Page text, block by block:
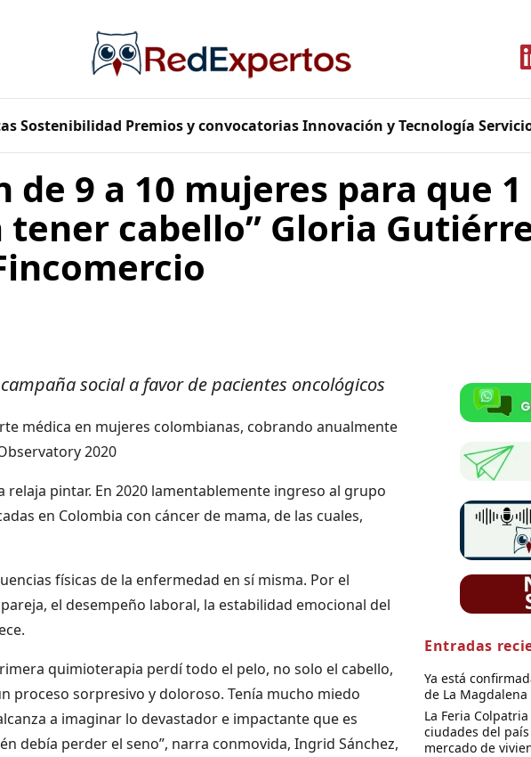
Sostenibilidad Premios y convocatorias Innovación y Tecnología
de 9 a 10 mujeres para que 1
tener cabello” Gloria
social a favor de pacientes oncológicos
médica en mujeres colombianas, cobrando anualmente
2020
pintar. En 2020 lamentablemente ingreso al grupo
en Colombia con cáncer de mama, de las cuales,
físicas de la enfermedad en sí misma. Por el
el desempeño laboral, la estabilidad emocional del
quimioterapia perdí todo el pelo, no solo el cabello,
proceso sorpresivo y doloroso. Tenía mucho miedo
a imaginar lo devastador e impactante que es
debía perder el seno”, narra conmovida, Ingrid Sánchez,
Entradas
Ya está
de La Magdalena
La Feria
ciudades del
mercado de